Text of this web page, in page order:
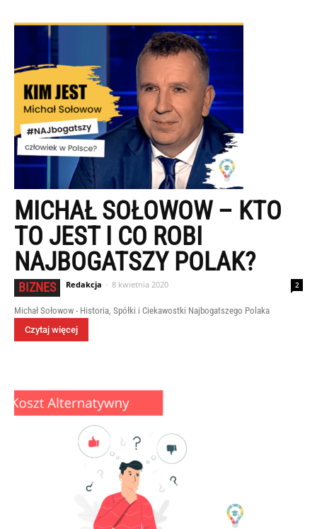
MICHAŁ SOŁOWOW – KTO
TO JEST I CO ROBI
NAJBOGATSZY POLAK?
BIZNES Redakcja - 8 kwietnia 2020 2
Michał Sołowow - Historia, Spółki i Ciekawostki Najbogatszego Polaka
Czytaj więcej